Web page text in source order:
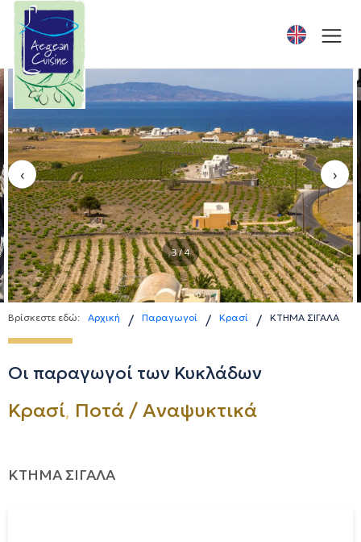
‹ ›
3 / 4
Βρίσκεστε εδώ: Αρχική / Παραγωγοί / Κρασί / ΚΤΗΜΑ ΣΙΓΑΛΑ
Οι παραγωγοί των Κυκλάδων
Κρασί, Ποτά / Αναψυκτικά
ΚΤΗΜΑ ΣΙΓΑΛΑ